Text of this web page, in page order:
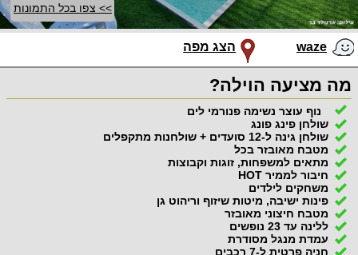
>> צפו בכל התמונות
waze הצג מפה
מה מציעה הוילה?
נוף עוצר נשימה פנורמי לים
שולחן פינג פונג
שולחן גינה ל-12 סועדים + שולחנות מתקפלים
מטבח מאובזר בכל
מתאים למשפחות, זוגות וקבוצות
חיבור לממיר HOT
משחקים לילדים
פינות ישיבה, מיטות שיזוף וריהוט גן
מטבח חיצוני מאובזר
ללינה עד 23 נופשים
עמדת מנגל מסודרת
חניה פרטית ל-7 רכבים